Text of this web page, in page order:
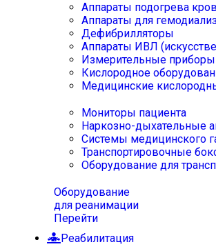
Аппараты подогрева
Аппараты для
Дефибрилляторы
Аппараты ИВЛ
Измерительные приборы
Кислородное
Медицинские
Мониторы пациента
Наркозно-дыхательные
Системы медицинского
Транспортировочные
Оборудование для
Оборудование
для реанимации
Перейти
Реабилитация